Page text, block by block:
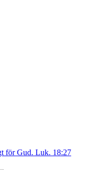
för Gud. Luk. 18:27